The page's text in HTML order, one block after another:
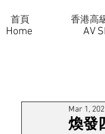
Home
首頁 香港高
AV
煥發
Mar 1,